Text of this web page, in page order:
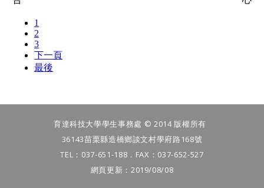
育達科技大學學生事務處 © 2014 版權所有
36143苗栗縣造橋鄉談文村學府路168號
TEL：037-651-188．FAX：037-652-527
網頁更新：2019/08/08